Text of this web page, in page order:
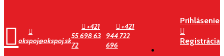
okspoj@okspoj.sk
+421
55 698 63
72
+421
944 722
696
Prihlásenie
Registrácia